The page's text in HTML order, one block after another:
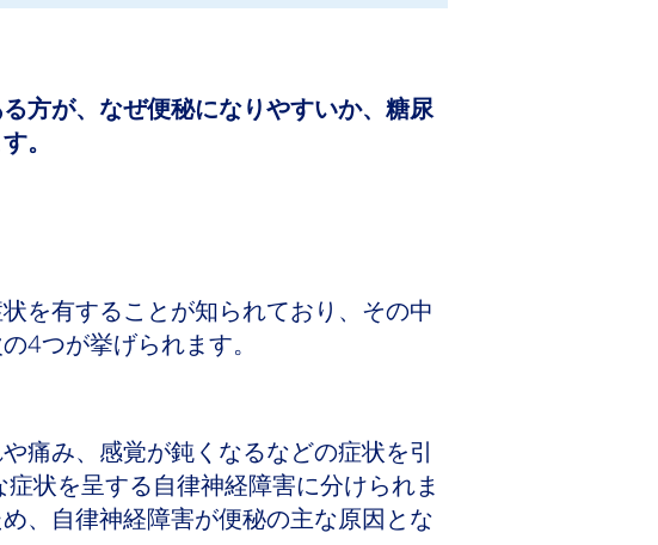
方が、なぜ便秘になりやすいか、糖尿
。
を有することが知られており、その中
4つが挙げられます。
痛み、感覚が鈍くなるなどの症状を引
状を呈する自律神経障害に分けられま
、自律神経障害が便秘の主な原因とな